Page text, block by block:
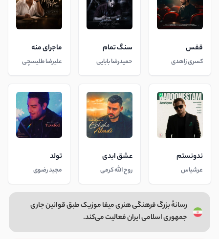
قفس
کسری زاهدی
سنگ تمام
حمیدرضا بابایی
ماجرای منه
علیرضا طلیسچی
ندونستم
عرشیاس
عشق ابدی
روح الله کرمی
تولد
مجید رضوی
رسانهٔ بزرگ فرهنگی هنری میفا موزیک طبق قوانین جاری
جمهوری اسلامی ایران فعالیت می‌کند.